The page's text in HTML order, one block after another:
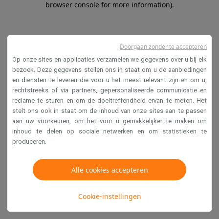
browser console for more information).
Op onze sites en applicaties verzamelen we gegevens over u bij elk
bezoek. Deze gegevens stellen ons in staat om u de aanbiedingen
en diensten te leveren die voor u het meest relevant zijn en om u,
rechtstreeks of via partners, gepersonaliseerde communicatie en
reclame te sturen en om de doeltreffendheid ervan te meten. Het
stelt ons ook in staat om de inhoud van onze sites aan te passen
aan uw voorkeuren, om het voor u gemakkelijker te maken om
inhoud te delen op sociale netwerken en om statistieken te
produceren.
Alle cookies accepteren
Cookie-instellingen
Doorgaan zonder te accepteren